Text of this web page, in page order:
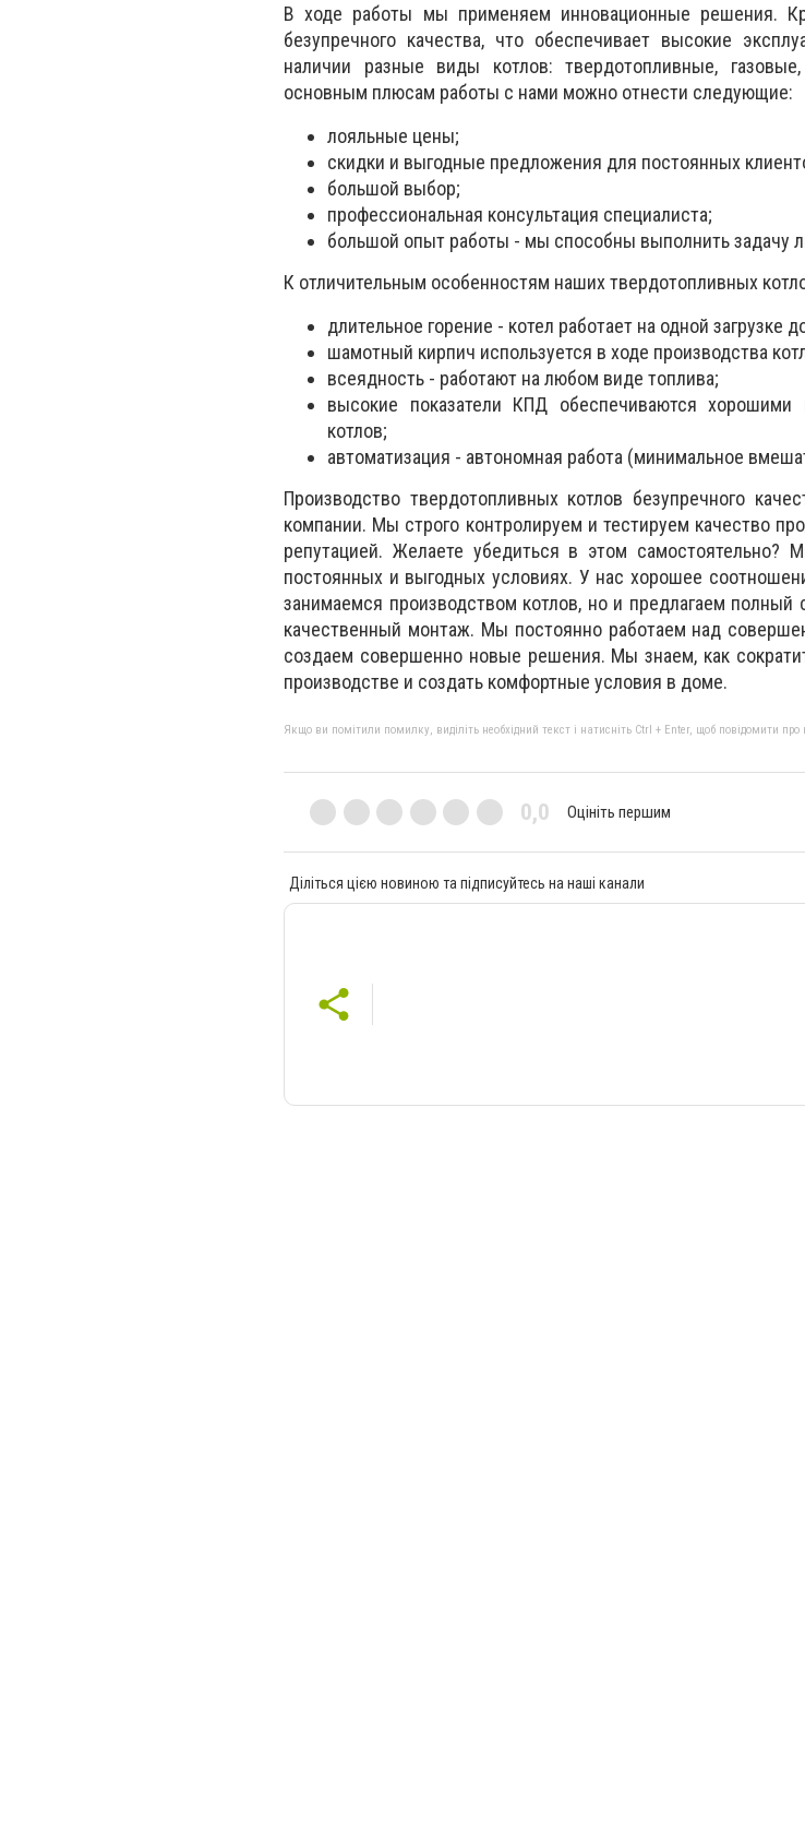
В ходе работы мы применяем инновационные решения.
безупречного качества, что обеспечивает высокие
наличии разные виды котлов: твердотопливные,
основным плюсам работы с нами можно отнести следующие:
лояльные цены;
скидки и выгодные предложения для постоянных
большой выбор;
профессиональная консультация специалиста;
большой опыт работы - мы способны выполнить задачу
К отличительным особенностям наших твердотопливных
длительное горение - котел работает на одной загрузке
шамотный кирпич используется в ходе производства
всеядность - работают на любом виде топлива;
высокие показатели КПД обеспечиваются хорошими
котлов;
автоматизация - автономная работа (минимальное
Производство твердотопливных котлов безупречного
компании. Мы строго контролируем и тестируем качество
репутацией. Желаете убедиться в этом
постоянных и выгодных условиях. У нас хорошее
занимаемся производством котлов, но и предлагаем полный
качественный монтаж. Мы постоянно работаем над
создаем совершенно новые решения. Мы знаем, как
производстве и создать комфортные условия в доме.
Якщо ви помітили помилку, виділіть необхідний текст і натисніть Ctrl + Enter, щоб повідомити про
0,0 Оцініть першим
Діліться цією новиною та підписуйтесь на наші канали